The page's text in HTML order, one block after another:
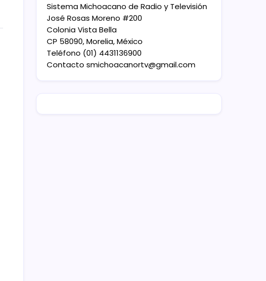
Sistema Michoacano de Radio y Televisión
José Rosas Moreno #200
Colonia Vista Bella
CP 58090, Morelia, México
Teléfono (01) 4431136900
Contacto smichoacanortv@gmail.com